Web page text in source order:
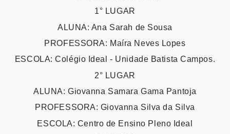
1° LUGAR
ALUNA: Ana Sarah de Sousa
PROFESSORA: Maíra Neves Lopes
ESCOLA: Colégio Ideal - Unidade Batista Campos.
2° LUGAR
ALUNA: Giovanna Samara Gama Pantoja
PROFESSORA: Giovanna Silva da Silva
ESCOLA: Centro de Ensino Pleno Ideal